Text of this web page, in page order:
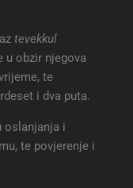
tevekkul
u obzir njegova
te
i dva puta.
oslanjanja i
te povjerenje i